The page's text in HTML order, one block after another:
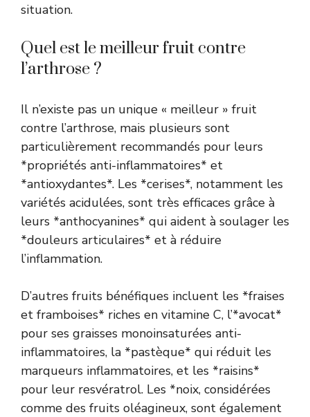
situation.
Quel est le meilleur fruit contre
l’arthrose ?
Il n’existe pas un unique « meilleur » fruit
contre l’arthrose, mais plusieurs sont
particulièrement recommandés pour leurs
*propriétés anti-inflammatoires* et
*antioxydantes*. Les *cerises*, notamment les
variétés acidulées, sont très efficaces grâce à
leurs *anthocyanines* qui aident à soulager les
*douleurs articulaires* et à réduire
l’inflammation.
D’autres fruits bénéfiques incluent les *fraises
et framboises* riches en vitamine C, l’*avocat*
pour ses graisses monoinsaturées anti-
inflammatoires, la *pastèque* qui réduit les
marqueurs inflammatoires, et les *raisins*
pour leur resvératrol. Les *noix, considérées
comme des fruits oléagineux, sont également